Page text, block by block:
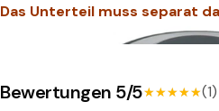
Das Unterteil muss separat
Bewertungen 5/5★★★★★
★★★★★(1)